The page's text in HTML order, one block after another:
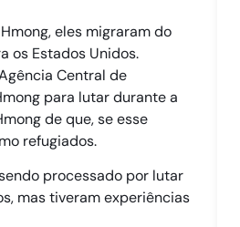
eles migraram do
os Estados Unidos.
Central de
para lutar durante a
de que, se esse
refugiados.
processado por lutar
mas tiveram experiências